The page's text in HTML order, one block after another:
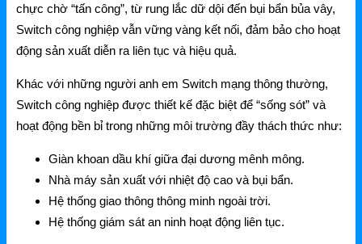
NetMax Router
NetMax Switch
Phụ Kiện NetMax
Huawei
Huawei Router WiFi
chực chờ “tấn công”, từ rung lắc dữ dội đến bụi bẩn bủa vây,
Switch công nghiệp vẫn vững vàng kết nối, đảm bảo cho hoạt
động sản xuất diễn ra liên tục và hiệu quả.
Khác với những người anh em Switch mạng thông thường,
Switch công nghiệp được thiết kế đặc biệt để “sống sót” và
hoạt động bền bỉ trong những môi trường đầy thách thức như:
Giàn khoan dầu khí giữa đại dương mênh mông.
Nhà máy sản xuất với nhiệt độ cao và bụi bẩn.
Hệ thống giao thông thông minh ngoài trời.
Hệ thống giám sát an ninh hoạt động liên tục.